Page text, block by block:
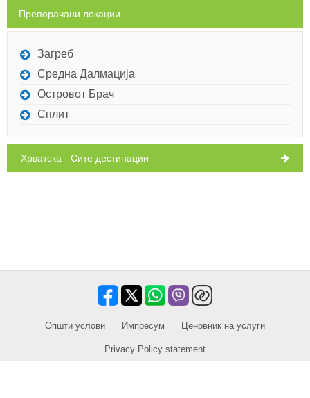
Препорачани локации
Загреб
Средна Далмација
Островот Брач
Сплит
Хрватска - Сите дестинации
Oпшти услови Импресум ​Ценовник на услуги
Privacy Policy statement